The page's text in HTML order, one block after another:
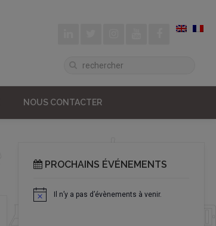
NOUS CONTACTER
PROCHAINS ÉVÉNEMENTS
Notice Il n’y a pas d’évènements à venir.